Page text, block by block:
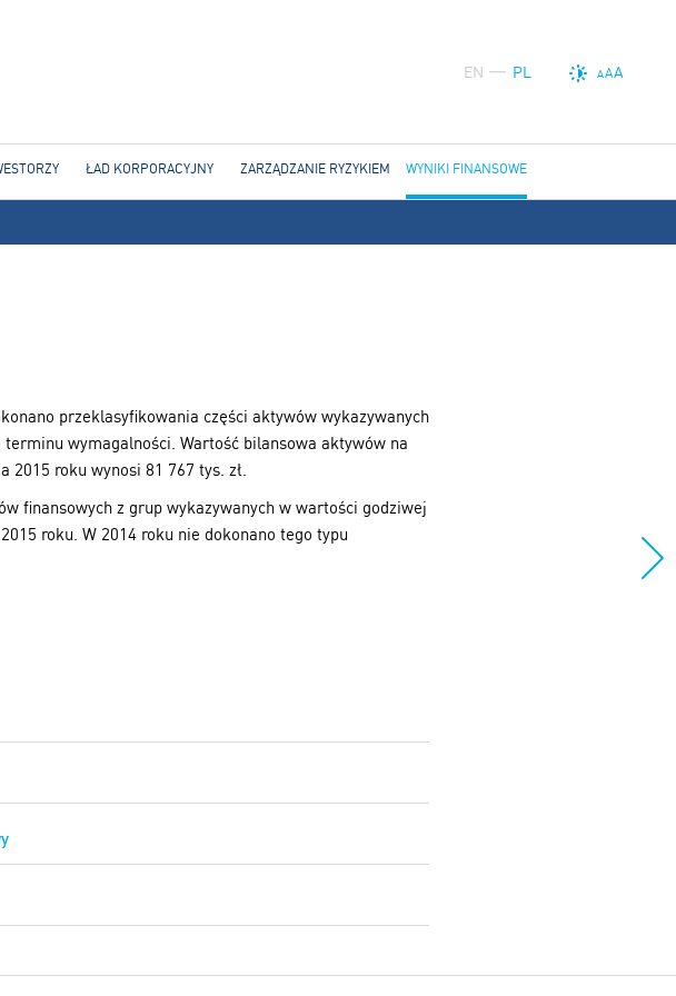
EN PL AAA
przeklasyfikowania części aktywów wykazywanych
wymagalności. Wartość bilansowa aktywów na
2015 roku wynosi 81 767 tys. zł.
finansowych z grup wykazywanych w wartości godziwej
roku. W 2014 roku nie dokonano tego typu
ŁAD KORPORACYJNY ZARZĄDZANIE RYZYKIEM WYNIKI FINANSOWE